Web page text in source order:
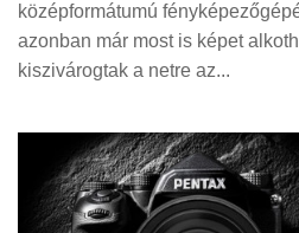
középformátumú
azonban már most is képet
kiszivárogtak a netre az...